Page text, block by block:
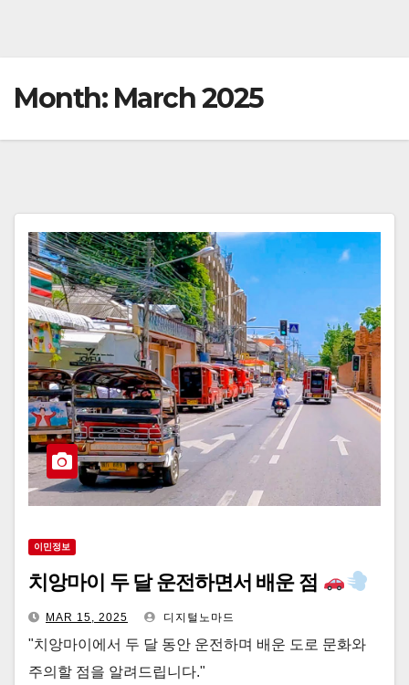
Month: March 2025
이민정보
치앙마이 두 달 운전하면서 배운 점
MAR 15, 2025 디지털노마드
"치앙마이에서 두 달 동안 운전하며 배운 도로 문화와
주의할 점을 알려드립니다."